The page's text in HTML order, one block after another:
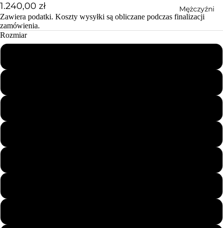
Mężczyźni
1.240,00 zł
Zawiera podatki. Koszty wysyłki są obliczane podczas finalizacji
zamówienia.
Rozmiar